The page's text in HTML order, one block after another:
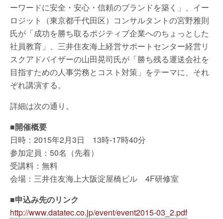
ーワードに安全・安心・信頼のブランドを築く」、イー
ロジット（東京都千代田区）コンサルタントの宮野雅則
氏が「成功を勝ち取るポジティブ企業へのちょっとした
社員教育」、三井住友海上経営サポートセンター経営リ
スクアドバイザーの山田晃司氏が「勝ち残る運送会社を
目指すための人事労務とコスト対策」をテーマに、それ
ぞれ講演する。
詳細は次の通り。
■開催概要
日時：2015年2月3日 13時-17時40分
参加定員：50名（先着）
受講料：無料
会場：三井住友海上大阪淀屋橋ビル 4F研修室
■申込み先のリンク
http://www.datatec.co.jp/event/event2015-03_2.pdf